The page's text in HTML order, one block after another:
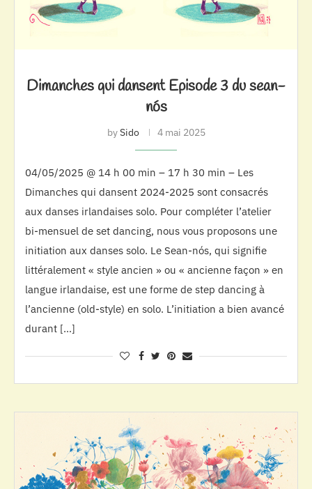
Dimanches qui dansent Episode 3 du sean-
nós
bySido 4 mai 2025
04/05/2025 @ 14 h 00 min – 17 h 30 min – Les
Dimanches qui dansent 2024-2025 sont consacrés
aux danses irlandaises solo. Pour compléter l’atelier
bi-mensuel de set dancing, nous vous proposons une
initiation aux danses solo. Le Sean-nós, qui signifie
littéralement « style ancien » ou « ancienne façon » en
langue irlandaise, est une forme de step dancing à
l’ancienne (old-style) en solo. L’initiation a bien avancé
durant […]